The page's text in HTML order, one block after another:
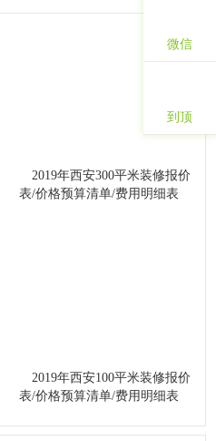
2019年西安300平米装修报价
表/价格预算清单/费用明细表
2019年西安100平米装修报价
表/价格预算清单/费用明细表
微信
到顶